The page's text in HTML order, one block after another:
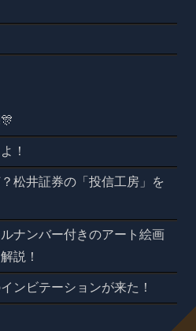
！
松井証券の「投信工房」を
ナンバー付きのアート絵画
説！
ンビテーションが来た！